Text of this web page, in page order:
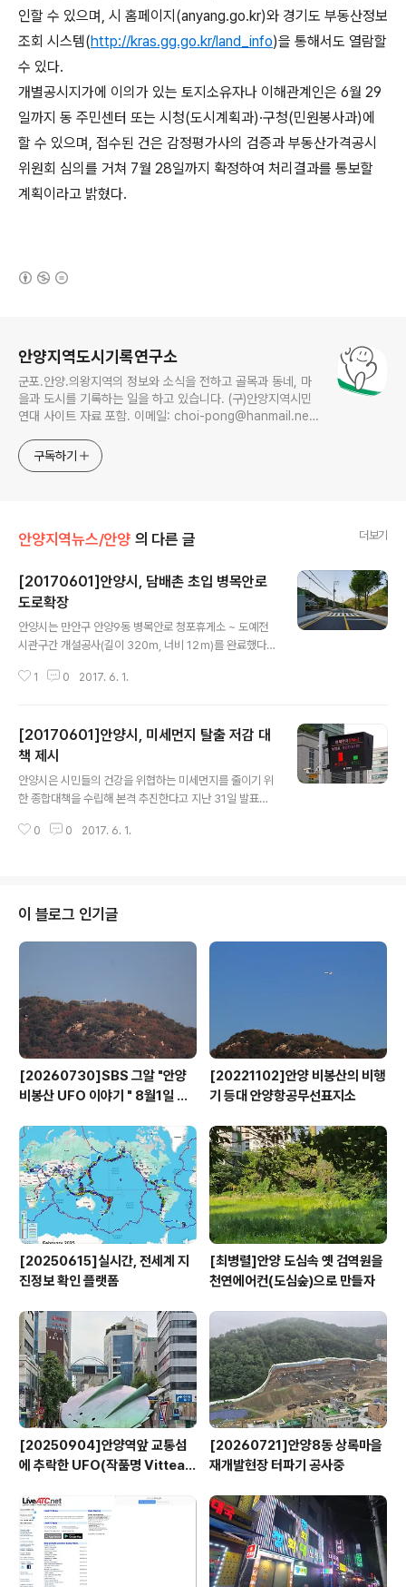
인할 수 있으며, 시 홈페이지(anyang.go.kr)와 경기도 부동산정보
조회 시스템(http://kras.gg.go.kr/land_info)을 통해서도 열람할
수 있다.
개별공시지가에 이의가 있는 토지소유자나 이해관계인은 6월 29
일까지 동 주민센터 또는 시청(도시계획과)·구청(민원봉사과)에
할 수 있으며, 접수된 건은 감정평가사의 검증과 부동산가격공시
위원회 심의를 거쳐 7월 28일까지 확정하여 처리결과를 통보할
계획이라고 밝혔다.
안양지역도시기록연구소
군포.안양.의왕지역의 정보와 소식을 전하고 골목과 동네, 마
을과 도시를 기록하는 일을 하고 있습니다. (구)안양지역시민
연대 사이트 자료 포함. 이메일: choi-pong@hanmail.net
구독하기
안양지역뉴스/안양 의 다른 글 더보기
[20170601]안양시, 담배촌 초입 병목안로
도로확장
안양시는 만안구 안양9동 병목안로 청포휴게소 ~ 도예전
시관구간 개설공사(길이 320m, 너비 12ｍ)를 완료했다
로 도로선형이 불량하고 폭이 5m로 협소해 교통사고 발생
12m로 확장하고, 2개 차로와 보행자 안전을 고려한 양쪽
인도를 설치했고 가로등을 LED로 신설하여 이용환경을 개
선했다. 도로사업 준공에 따라 지역주민과 등산객들에게
교통편의를 제공할 뿐만 아니라 최경환 성지 등 병목안 주
변 관광지의 접근성을 높여 지역 경제 활성화도 기대된다.
이필운 안양시장은 “시민들이 느끼는 불편함을 줄일 수 있
1 0 2017. 6. 1.
[20170601]안양시, 미세먼지 탈출 저감 대
책 제시
안양시은 시민들의 건강을 위협하는 미세먼지를 줄이기 위
한 종합대책을 수립해 본격 추진한다고 지난 31일 발표했
세먼지 증가에 따른 오염도 악화 및 국민 관심 증가에 따라
도 미세먼지‧오존 환경알리미을 설치할 예정이며, 현재 시
에는 안양시청앞, 비산사거리, 안양1번가, 박달2동주민센
터앞 4곳에 대기오염전광판이 설치되어 대기오염정보 및
라 작년에 안양6동 대기오염측정소에 초미세먼지 ..
0 0 2017. 6. 1.
이 블로그 인기글
[20260730]SBS 그알 "안양
비봉산 UFO 이야기 " 8월1일 방
[20221102]안양 비봉산의 비행
기 등대 안양항공무선표지소
[20250615]실시간, 전세계 지
진정보 확인 플랫폼
[최병렬]안양 도심속 옛 검역원을
천연에어컨(도심숲)으로 만들자
[20250904]안양역앞 교통섬
에 추락한 UFO(작품명 Vitteau
[20260721]안양8동 상록마을
재개발현장 터파기 공사중